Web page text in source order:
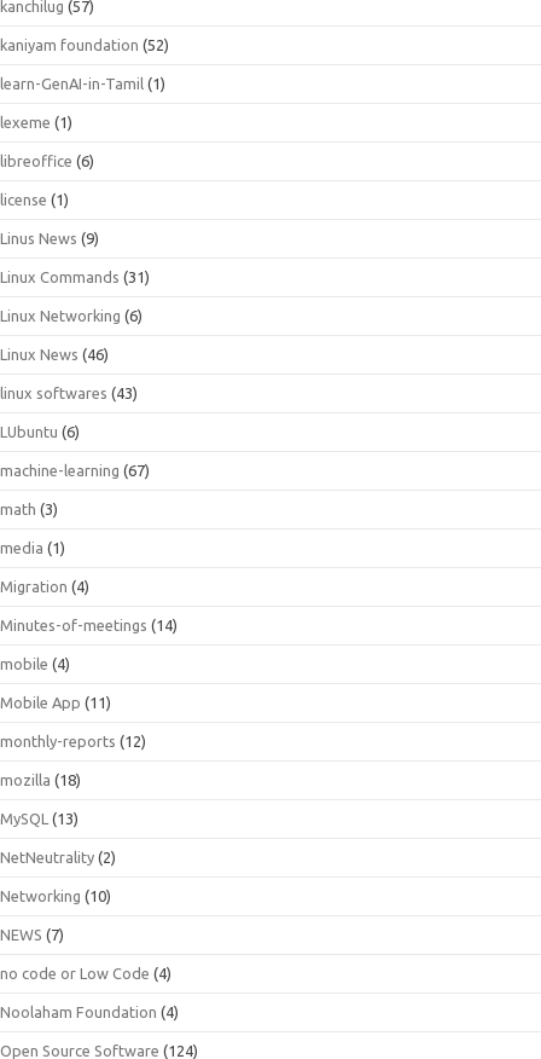
kanchilug (57)
kaniyam foundation (52)
learn-GenAI-in-Tamil (1)
lexeme (1)
libreoffice (6)
license (1)
Linus News (9)
Linux Commands (31)
Linux Networking (6)
Linux News (46)
linux softwares (43)
LUbuntu (6)
machine-learning (67)
math (3)
media (1)
Migration (4)
Minutes-of-meetings (14)
mobile (4)
Mobile App (11)
monthly-reports (12)
mozilla (18)
MySQL (13)
NetNeutrality (2)
Networking (10)
NEWS (7)
no code or Low Code (4)
Noolaham Foundation (4)
Open Source Software (124)